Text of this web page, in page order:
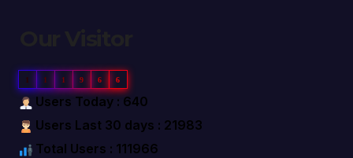
1 1 9 6 6
Users Today : 640
Users Last 30 days : 21983
Total Users : 111966